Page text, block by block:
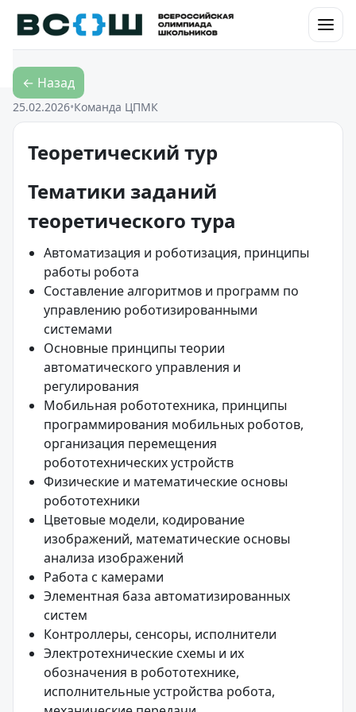
Перейти к контенту
← Назад
25.02.2026•Команда ЦПМК
Теоретический тур
Тематики заданий
теоретического тура
Автоматизация и роботизация, принципы
работы робота
Составление алгоритмов и программ по
управлению роботизированными
системами
Основные принципы теории
автоматического управления и
регулирования
Мобильная робототехника, принципы
программирования мобильных роботов,
организация перемещения
робототехнических устройств
Физические и математические основы
робототехники
Цветовые модели, кодирование
изображений, математические основы
анализа изображений
Работа с камерами
Элементная база автоматизированных
систем
Контроллеры, сенсоры, исполнители
Электротехнические схемы и их
обозначения в робототехнике,
исполнительные устройства робота,